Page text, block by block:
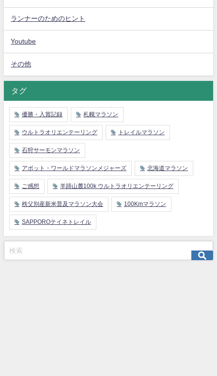
ランナーのためのヒント
Youtube
その他
タグ
優勝・入賞記録 札幌マラソン
ウルトラオリエンテーリング トレイルマラソン
石狩サーモンマラソン
アボット・ワールドマラソンメジャーズ 北海道マラソン
ご感想 羊蹄山麓100k ウルトラオリエンテーリング
秩父別産新米普及マラソン大会 100Kmマラソン
SAPPOROテイネトレイル